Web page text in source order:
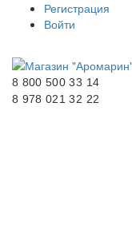
Регистрация
Войти
8 800 500 33 14
8 978 021 32 22